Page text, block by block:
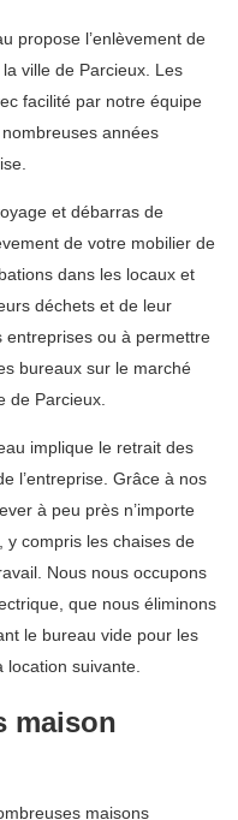
propose l’enlèvement de
ville de Parcieux. Les
facilité par notre équipe
années
et débarras de
de votre mobilier de
dans les locaux et
déchets et de leur
entreprises ou à permettre
bureaux sur le marché
de Parcieux.
implique le retrait des
l’entreprise. Grâce à nos
à peu près n’importe
y compris les chaises de
Nous nous occupons
que nous éliminons
le bureau vide pour les
location suivante.
maison
maisons